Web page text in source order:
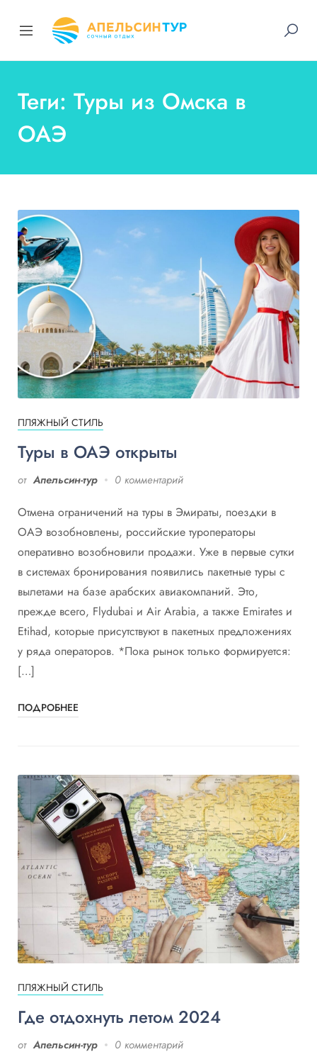
Теги: Туры из Омска в
ОАЭ
ПЛЯЖНЫЙ СТИЛЬ
Туры в ОАЭ открыты
от Апельсин-тур 0 комментарий
Отмена ограничений на туры в Эмираты, поездки в
ОАЭ возобновлены, российские туроператоры
оперативно возобновили продажи. Уже в первые сутки
в системах бронирования появились пакетные туры с
вылетами на базе арабских авиакомпаний. Это,
прежде всего, Flydubai и Air Arabia, а также Emirates и
Etihad, которые присутствуют в пакетных предложениях
у ряда операторов. *Пока рынок только формируется:
[…]
ПОДРОБНЕЕ
ПЛЯЖНЫЙ СТИЛЬ
Где отдохнуть летом 2024
от Апельсин-тур 0 комментарий